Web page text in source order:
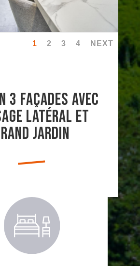
1 2 3 4 NEXT
3 façades avec
latéral et
jardin